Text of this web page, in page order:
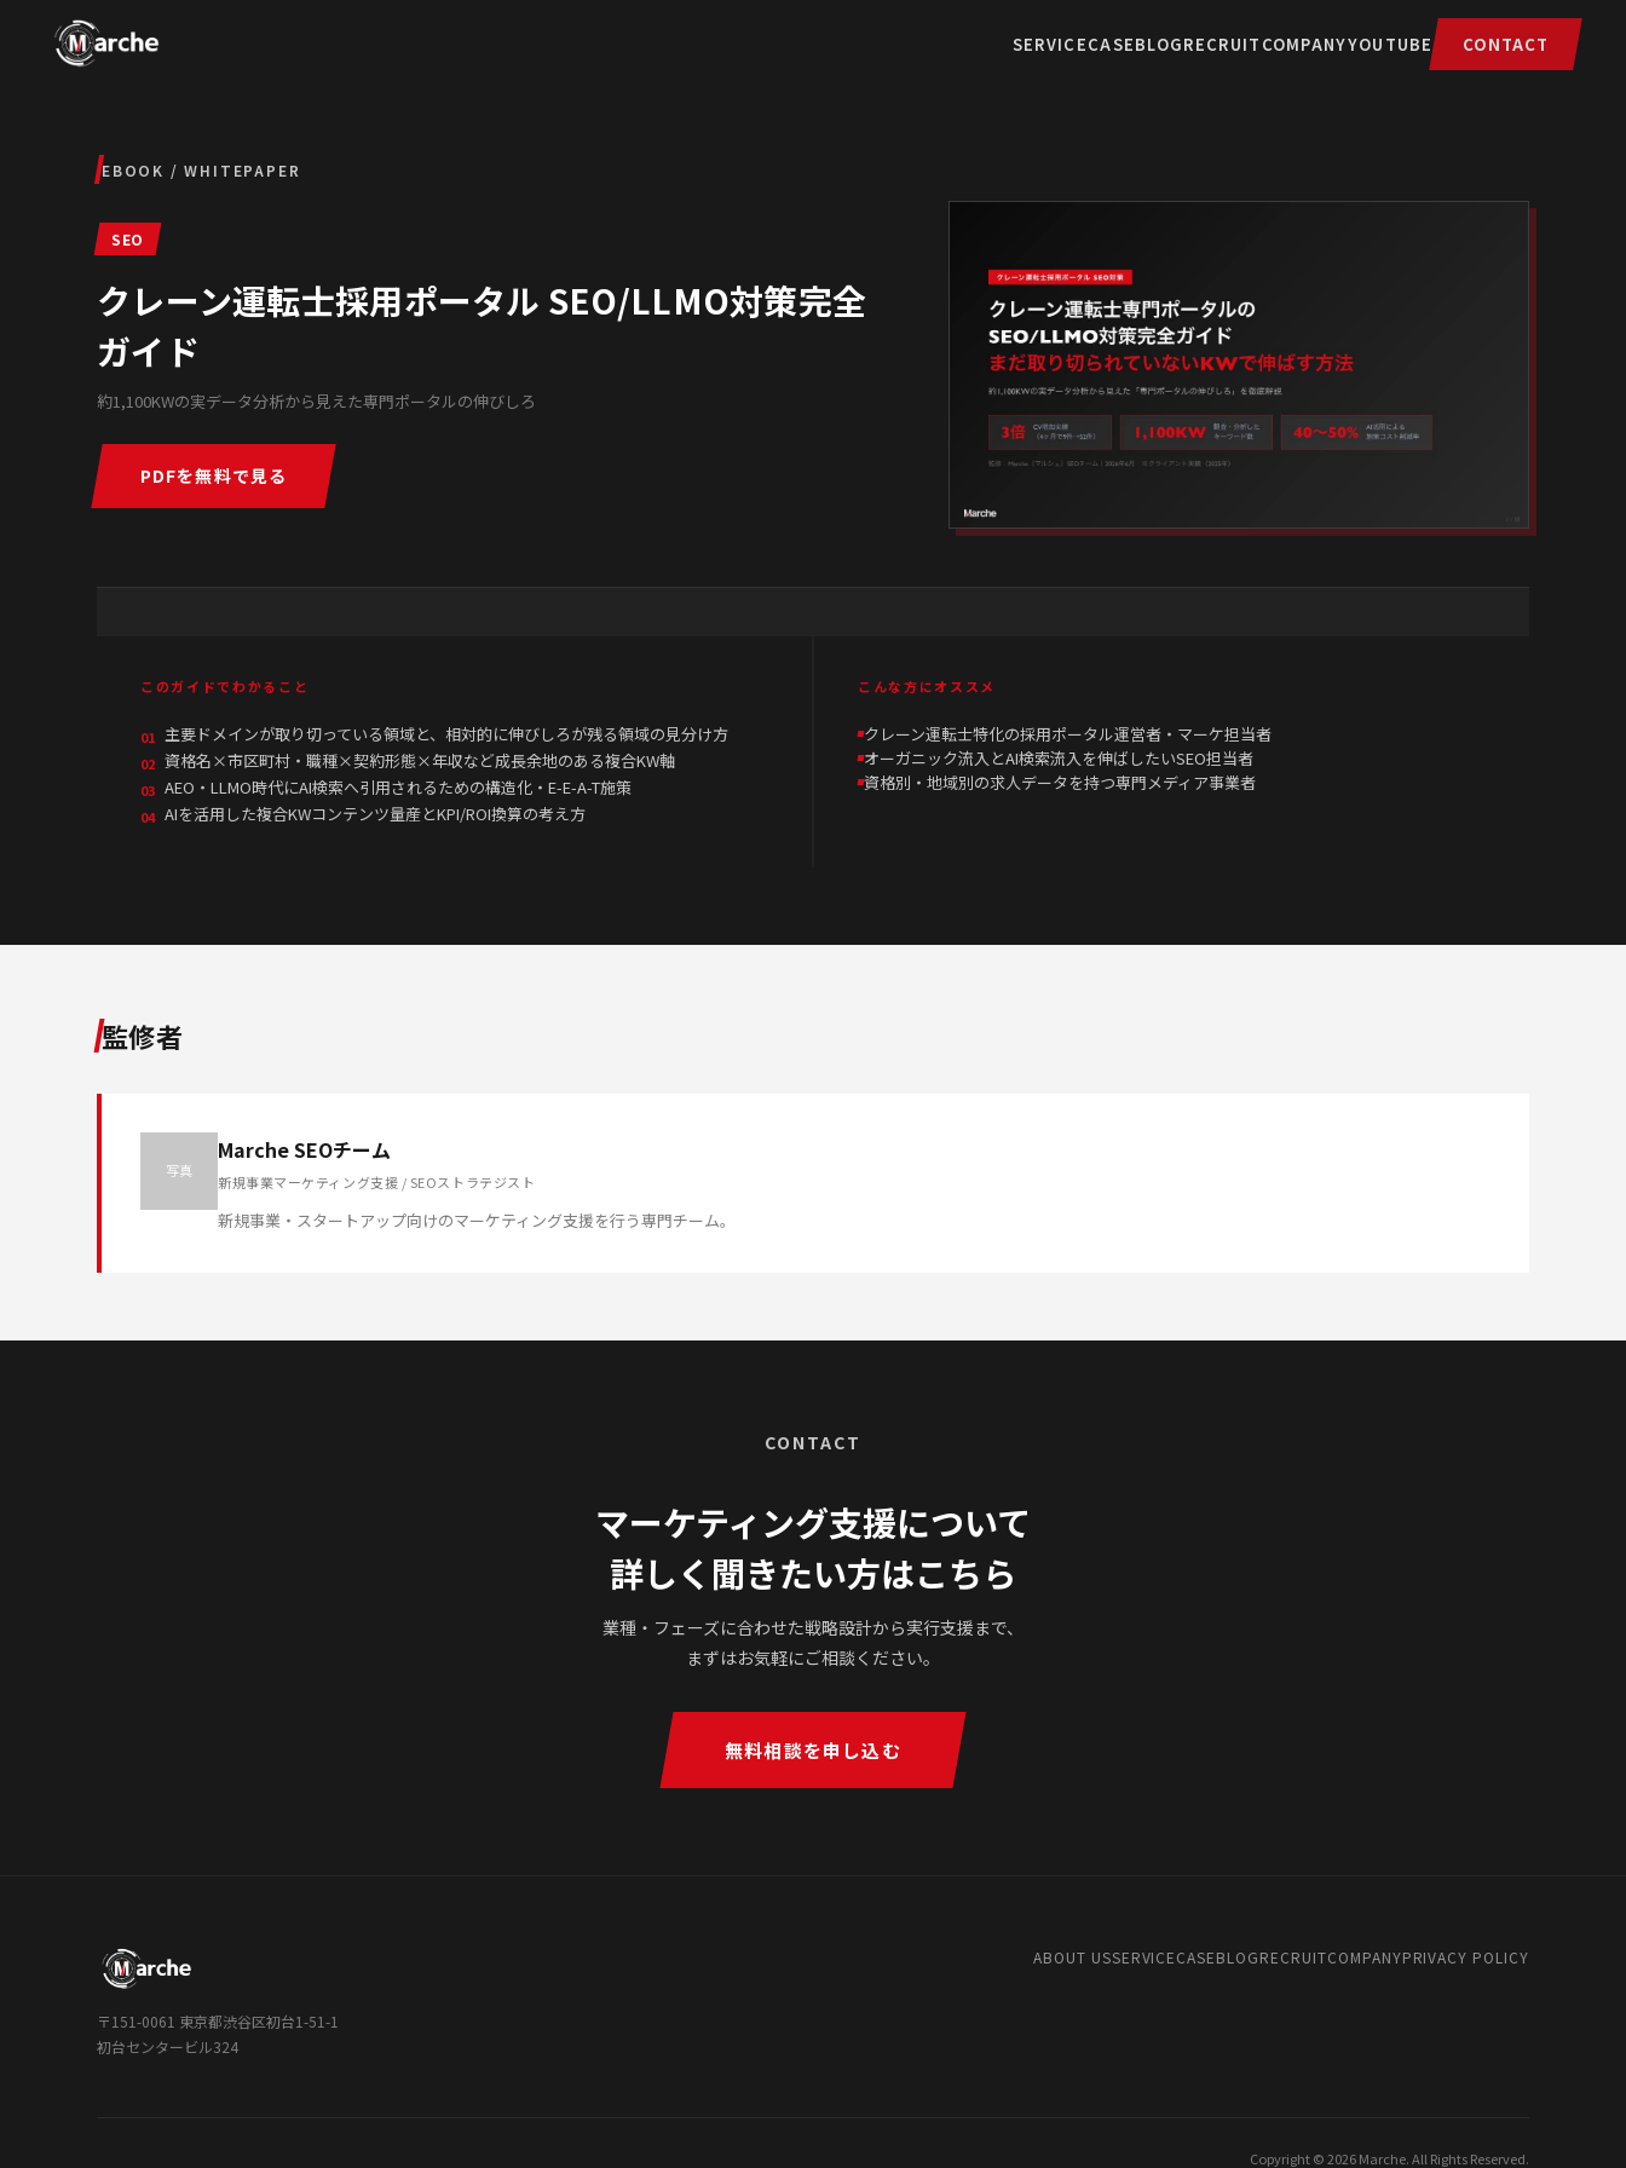
SERVICECASEBLOGRECRUIT COMPANYYOUTUBE CONTACT
EBOOK / WHITEPAPER
SEO
クレーン運転士採用ポータル SEO/LLMO対策完全
ガイド
約1,100KWの実データ分析から見えた専門ポータルの伸びしろ
PDFを無料で見る
このガイドでわかること
01 主要ドメインが取り切っている領域と、相対的に伸びしろが残る領域の見分け方
02 資格名×市区町村・職種×契約形態×年収など成長余地のある複合KW軸
03 AEO・LLMO時代にAI検索へ引用されるための構造化・E-E-A-T施策
04 AIを活用した複合KWコンテンツ量産とKPI/ROI換算の考え方
こんな方にオススメ
クレーン運転士特化の採用ポータル運営者・マーケ担当者
オーガニック流入とAI検索流入を伸ばしたいSEO担当者
資格別・地域別の求人データを持つ専門メディア事業者
監修者
写真
Marche SEOチーム
新規事業マーケティング支援 / SEOストラテジスト
新規事業・スタートアップ向けのマーケティング支援を行う専門チーム。
CONTACT
マーケティング支援について
詳しく聞きたい方はこちら
業種・フェーズに合わせた戦略設計から実行支援まで、
まずはお気軽にご相談ください。
無料相談を申し込む
〒151-0061 東京都渋谷区初台1-51-1
初台センタービル324
ABOUT USSERVICECASEBLOGRECRUITCOMPANYPRIVACY POLICY
Copyright © 2026 Marche. All Rights Reserved.